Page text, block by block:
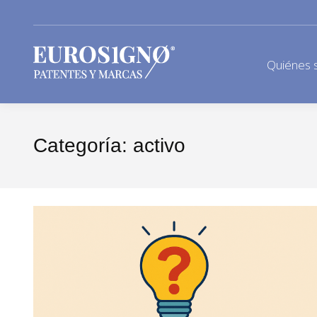
Quiénes
Categoría: activo